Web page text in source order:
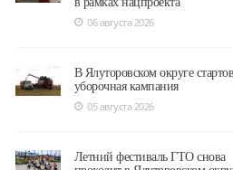
06 августа 2026
В Ялуторовском округе
уборочная кампания
05 августа 2026
Летний фестиваль ГТО снова